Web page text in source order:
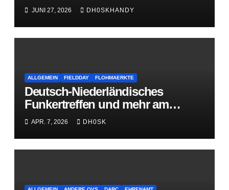
JUNI 27, 2026 DH0SKHANDY
ALLGEMEIN FIELDDAY FLOHMAERKTE
Deutsch-Niederländisches
Funkertreffen und mehr am
16.Mai 2026
APR. 7, 2026 DH0SK